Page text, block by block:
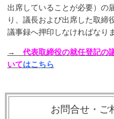
出席していることが必要）の
り、議長および出席した取締
議事録へ押印しなければなり
→代表取締役の就任登記の
いてはこちら
お問合せ・ご